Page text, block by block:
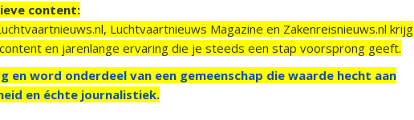
content:
Luchtvaartnieuws Magazine en Zakenreisnieuws.nl krijg
en jarenlange ervaring die je steeds een stap voorsprong geeft.
en word onderdeel van een gemeenschap die waarde hecht aan
en échte journalistiek.